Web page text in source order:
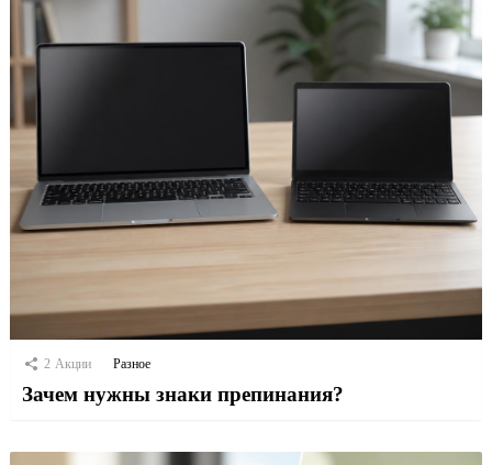
2 Акции Разное
Зачем нужны знаки препинания?